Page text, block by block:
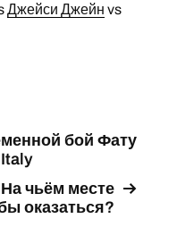
Джейси Джейн vs
бой Фату
чьём месте
оказаться?